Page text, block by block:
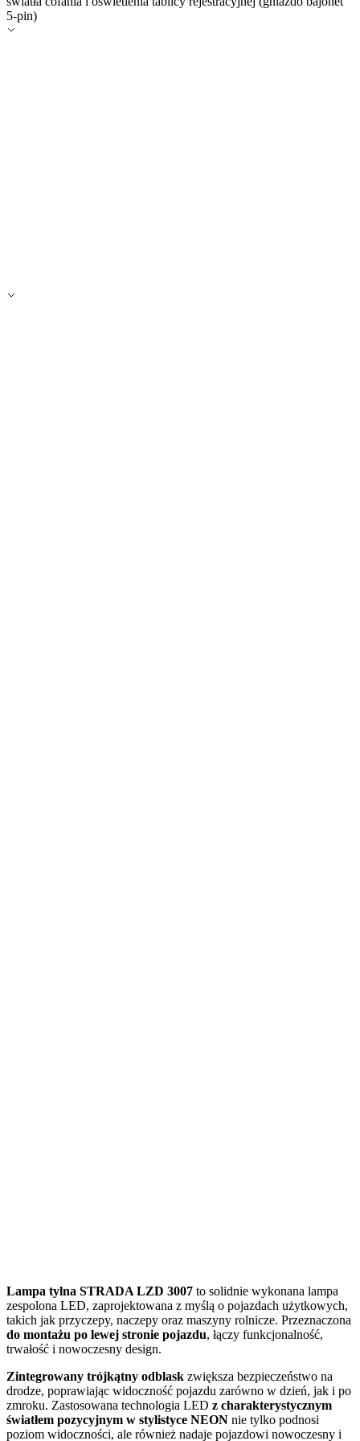
5-pin)
Lampa tylna STRADA LZD 3007 to solidnie wykonana lampa
zespolona LED, zaprojektowana z myślą o pojazdach użytkowych,
takich jak przyczepy, naczepy oraz maszyny rolnicze. Przeznaczona
do montażu po lewej stronie pojazdu, łączy funkcjonalność,
trwałość i nowoczesny design.
Zintegrowany trójkątny odblask zwiększa bezpieczeństwo na
drodze, poprawiając widoczność pojazdu zarówno w dzień, jak i po
zmroku. Zastosowana technologia LED z charakterystycznym
światłem pozycyjnym w stylistyce NEON nie tylko podnosi
poziom widoczności, ale również nadaje pojazdowi nowoczesny i